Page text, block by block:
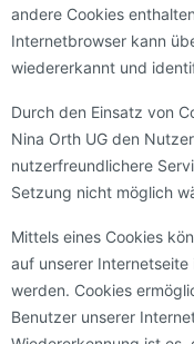
andere Cookies
Internetbrowser kann
wiedererkannt und
Durch den Einsatz von
Nina Orth UG den
nutzerfreundlichere
Setzung nicht möglich
Mittels eines Cookies
auf unserer
werden. Cookies
Benutzer unserer